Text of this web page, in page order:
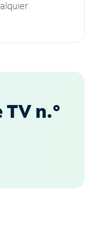
n.°